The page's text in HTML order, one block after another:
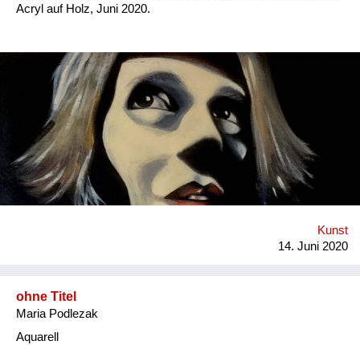
Acryl auf Holz, Juni 2020.
Kunst
14. Juni 2020
ohne Titel
Maria Podlezak
Aquarell